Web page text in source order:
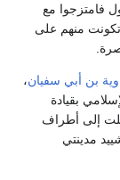
فامتزجوا مع
منهم على
بن أبي سفيان،
بقيادة
مدينتي